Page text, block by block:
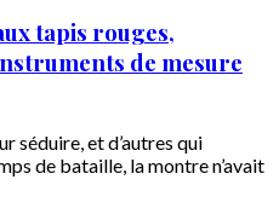
tapis rouges,
de mesure
séduire, et d’autres qui
de bataille, la montre n’avait